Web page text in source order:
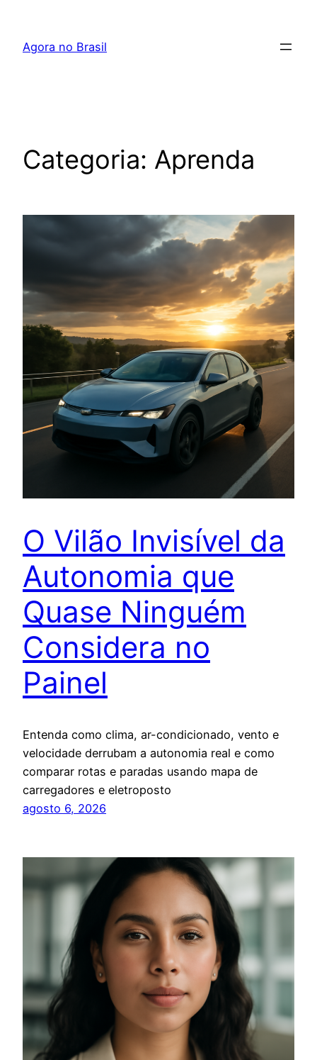
Agora no Brasil
Categoria: Aprenda
O Vilão Invisível da
Autonomia que
Quase Ninguém
Considera no
Painel
Entenda como clima, ar-condicionado, vento e
velocidade derrubam a autonomia real e como
comparar rotas e paradas usando mapa de
carregadores e eletroposto
agosto 6, 2026